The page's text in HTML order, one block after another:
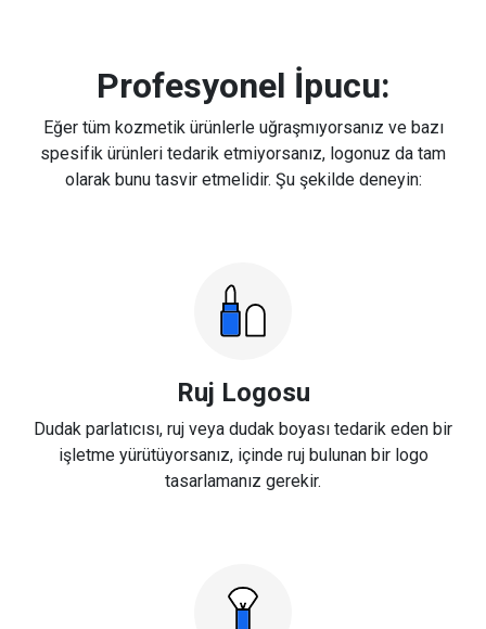
Profesyonel İpucu:
Eğer tüm kozmetik ürünlerle uğraşmıyorsanız ve bazı
spesifik ürünleri tedarik etmiyorsanız, logonuz da tam
olarak bunu tasvir etmelidir. Şu şekilde deneyin:
Ruj Logosu
Dudak parlatıcısı, ruj veya dudak boyası tedarik eden bir
işletme yürütüyorsanız, içinde ruj bulunan bir logo
tasarlamanız gerekir.